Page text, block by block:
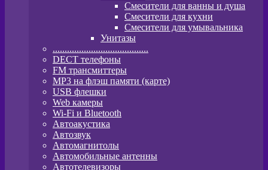
меню
Развернутое
вложенное
меню
Смесители для ванны и душа
Смесители для кухни
Смесители для умывальника
Унитазы
........................................
DECT телефоны
FM трансмиттеры
MP3 на флэш памяти (карте)
USB флешки
Web камеры
Wi-Fi и Bluetooth
Автоакустика
Автозвук
Автомагнитолы
Автомобильные антенны
Автотелевизоры